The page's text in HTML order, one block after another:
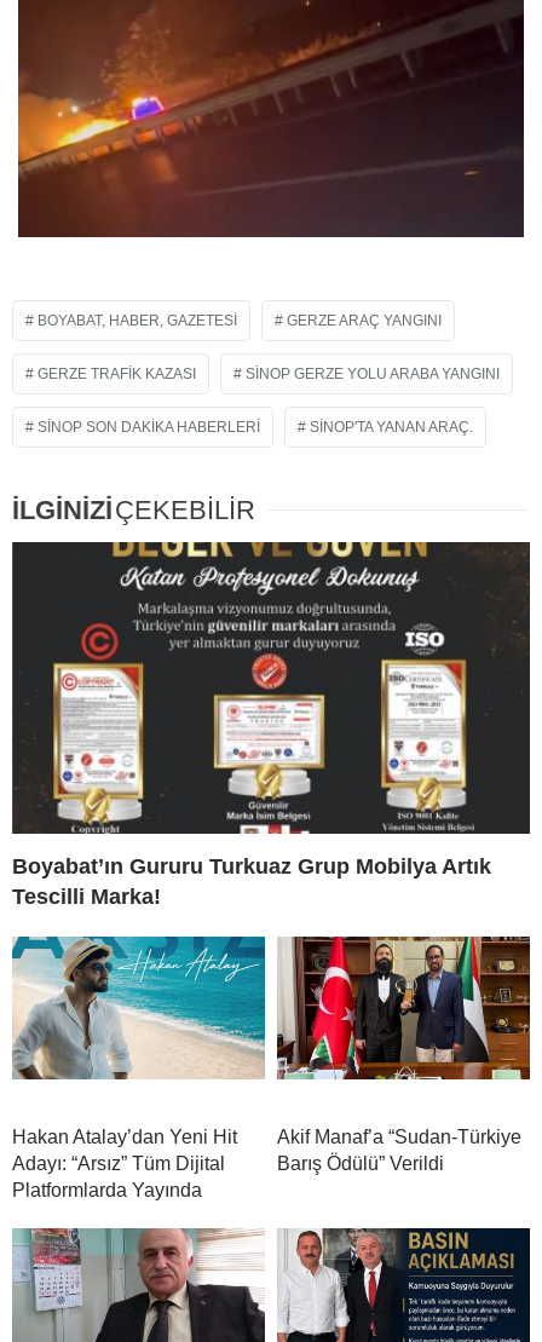
BOYABAT, HABER, GAZETESI GERZE ARAÇ YANGINI
GERZE TRAFIK KAZASI SINOP GERZE YOLU ARABA YANGINI
SINOP SON DAKIKA HABERLERI SINOP'TA YANAN ARAÇ.
İLGİNİZİÇEKEBİLİR
Boyabat’ın Gururu Turkuaz Grup Mobilya Artık
Tescilli Marka!
Hakan Atalay’dan Yeni Hit
Adayı: “Arsız” Tüm Dijital
Platformlarda Yayında
Akif Manaf’a “Sudan-Türkiye
Barış Ödülü” Verildi